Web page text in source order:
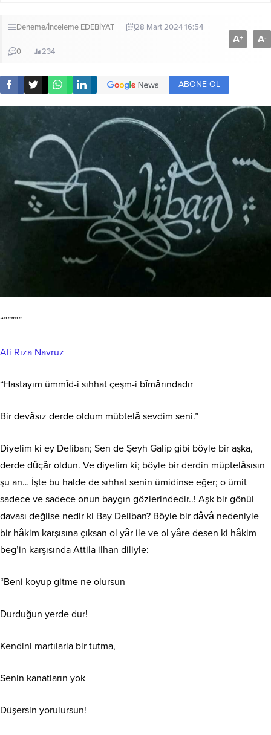
Deneme/İnceleme EDEBİYAT 28 Mart 2024 16:54
0 234
A+ A-
ABONE OL
“”””””
Ali Rıza Navruz
“Hastayım ümmîd-i sıhhat çeşm-i bîmârındadır
Bir devâsız derde oldum mübtelâ sevdim seni.”
Diyelim ki ey Deliban; Sen de Şeyh Galip gibi böyle bir aşka,
derde dûçâr oldun. Ve diyelim ki; böyle bir derdin müptelâsısın
şu an… İşte bu halde de sıhhat senin ümidinse eğer; o ümit
sadece ve sadece onun baygın gözlerindedir..! Aşk bir gönül
davası değilse nedir ki Bay Deliban? Böyle bir dâvâ nedeniyle
bir hâkim karşısına çıksan ol yâr ile ve ol yâre desen ki hâkim
beg’in karşısında Attila ilhan diliyle:
“Beni koyup gitme ne olursun
Durduğun yerde dur!
Kendini martılarla bir tutma,
Senin kanatların yok
Düşersin yorulursun!